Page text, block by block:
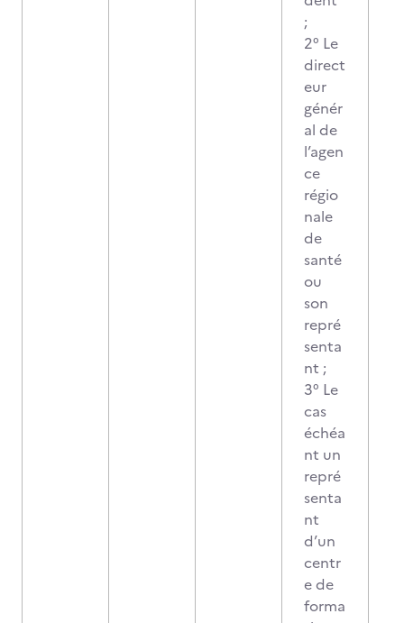
;
2° Le
direct
eur
génér
al de
l’agen
ce
régio
nale
de
santé
ou
son
repré
senta
nt ;
3° Le
cas
échéa
nt un
repré
senta
nt
d’un
centr
e de
forma